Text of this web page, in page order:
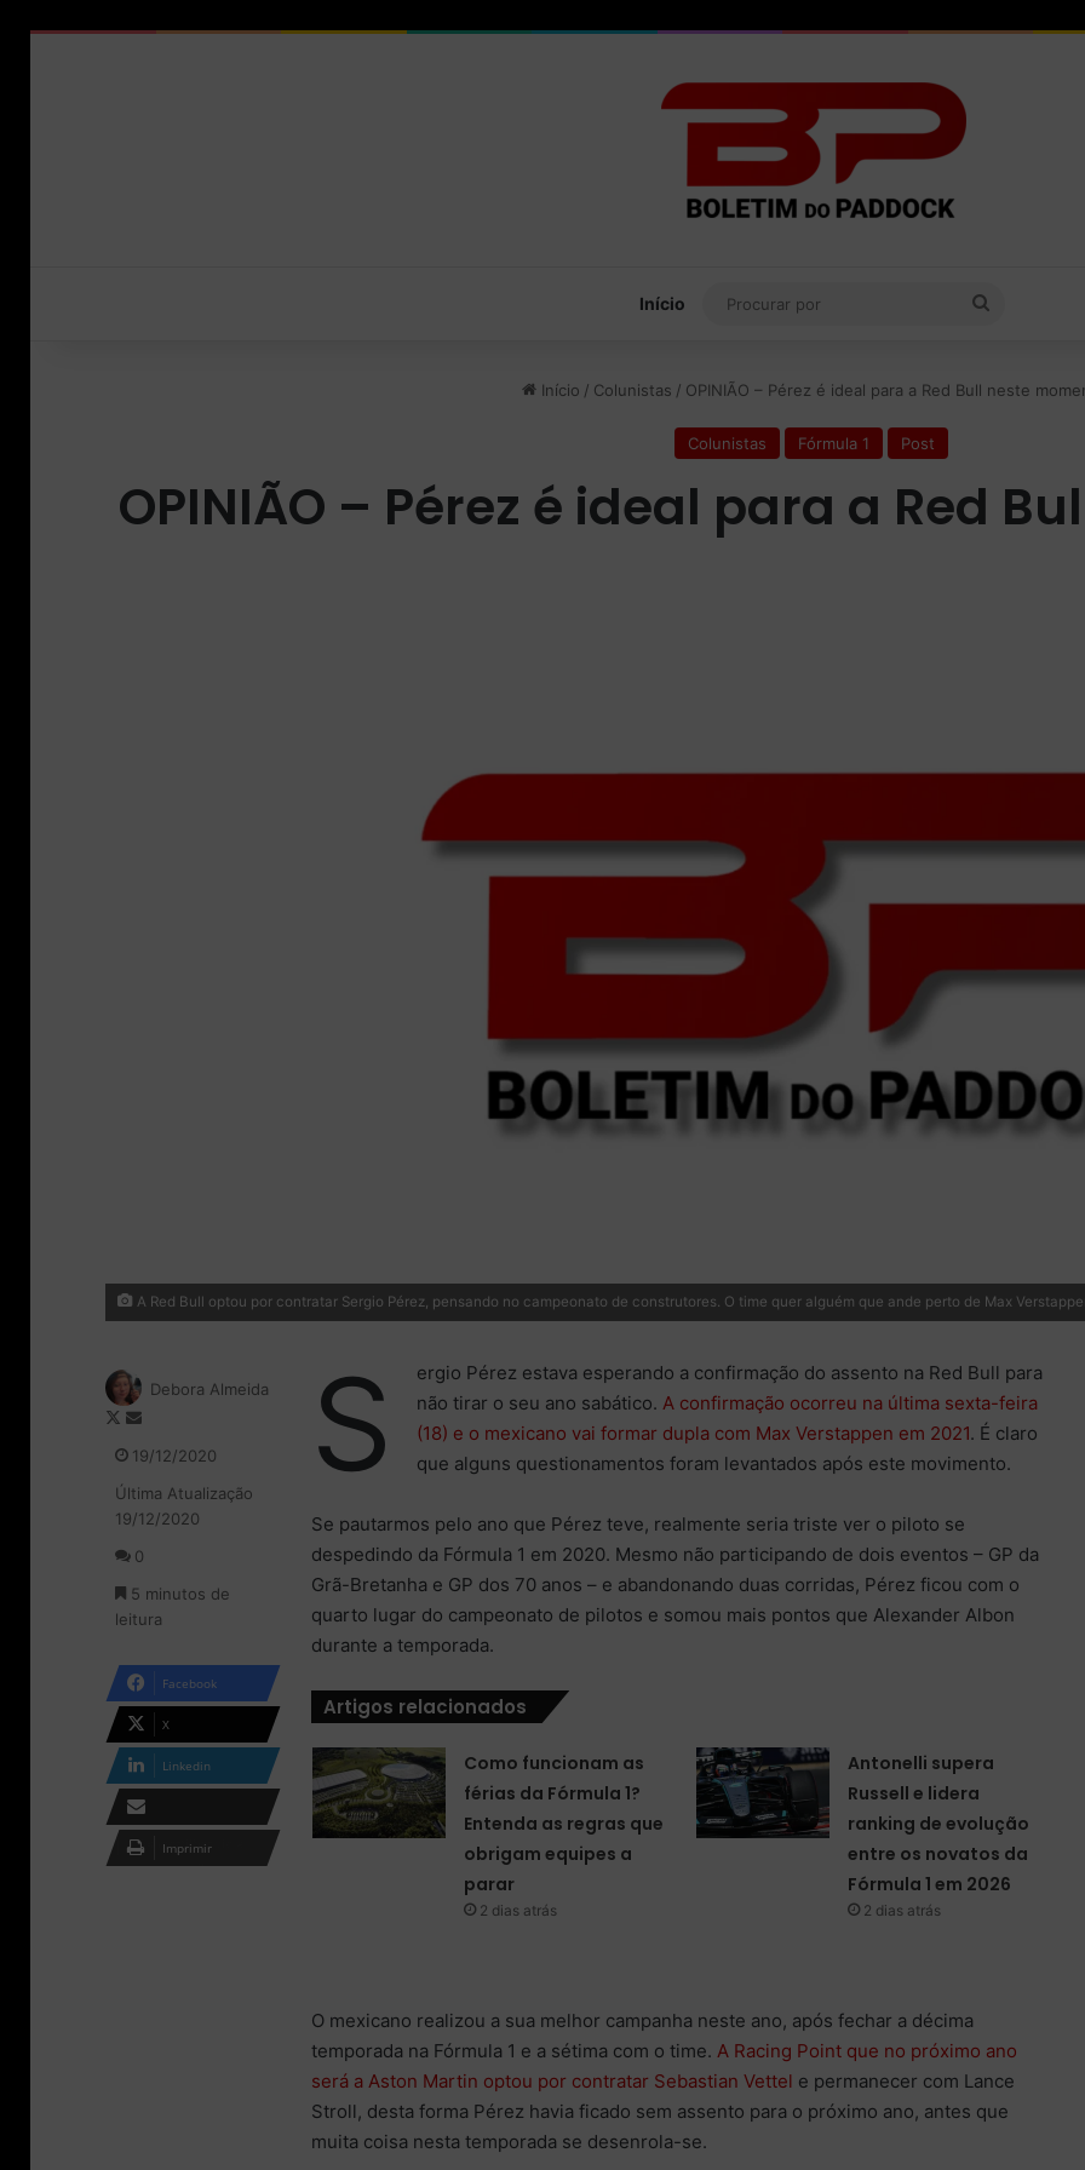
Início
Início / Colunistas / OPINIÃO – Pérez é ideal para a Red Bull neste
Colunistas Fórmula 1 Post
OPINIÃO – Pérez é ideal para a Red
A Red Bull optou por contratar Sergio Pérez, pensando no campeonato de construtores. O time quer alguém que ande perto de Max
S
ergio Pérez estava esperando a confirmação do assento na Red Bull para
não tirar o seu ano sabático. A confirmação ocorreu na última sexta-feira
(18) e o mexicano vai formar dupla com Max Verstappen em 2021. É claro
que alguns questionamentos foram levantados após este movimento.
Se pautarmos pelo ano que Pérez teve, realmente seria triste ver o piloto se
despedindo da Fórmula 1 em 2020. Mesmo não participando de dois eventos – GP da
Grã-Bretanha e GP dos 70 anos – e abandonando duas corridas, Pérez ficou com o
quarto lugar do campeonato de pilotos e somou mais pontos que Alexander Albon
durante a temporada.
Artigos relacionados
Como funcionam as
férias da Fórmula 1?
Entenda as regras que
obrigam equipes a
parar
2 dias atrás
Antonelli supera
Russell e lidera
ranking de evolução
entre os novatos da
Fórmula 1 em 2026
2 dias atrás
O mexicano realizou a sua melhor campanha neste ano, após fechar a décima
temporada na Fórmula 1 e a sétima com o time. A Racing Point que no próximo ano
será a Aston Martin optou por contratar Sebastian Vettel e permanecer com Lance
Stroll, desta forma Pérez havia ficado sem assento para o próximo ano, antes que
muita coisa nesta temporada se desenrola-se.
Debora Almeida
F
l
o
n
X
n
d
e
e
-
i
l
19/12/2020
Última Atualização
19/12/2020
0
5 minutos de
leitura
Facebook
X
Linkedin
Compartilhar via e-
mail
Imprimir